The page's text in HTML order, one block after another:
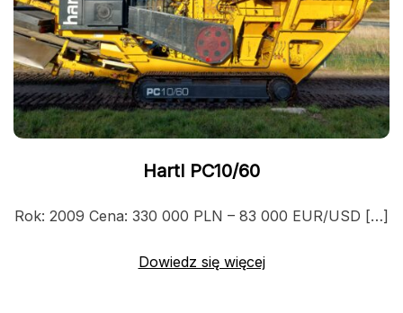
Hartl PC10/60
Rok: 2009 Cena: 330 000 PLN – 83 000 EUR/USD […]
Dowiedz się więcej